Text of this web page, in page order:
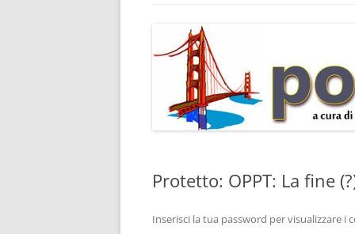
DEL
ELENCO
Protetto: OPPT: La fine
Inserisci la tua password per visualizzare i